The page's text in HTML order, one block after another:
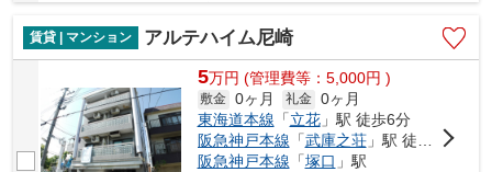
賃貸 | マンション
アルテハイム尼崎
5万円 (管理費等：5,000円 )
敷金 0ヶ月 礼金 0ヶ月
東海道本線 「立花」駅 徒歩6分
阪急神戸本線 「武庫之荘」駅 徒歩19分
阪急神戸本線 「塚口 」駅